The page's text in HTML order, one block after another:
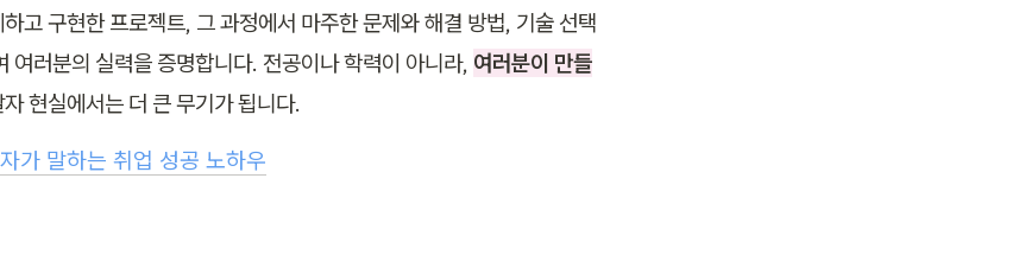
고 구현한 프로젝트, 그 과정에서 마주한 문제와 해결 방법, 기술 선택
여러분의 실력을 증명합니다. 전공이나 학력이 아니라, 여러분이 만들
현실에서는 더 큰 무기가 됩니다.
가 말하는 취업 성공 노하우